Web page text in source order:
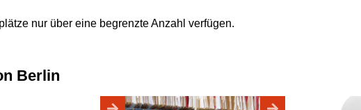
nur über eine begrenzte Anzahl verfügen.
Berlin